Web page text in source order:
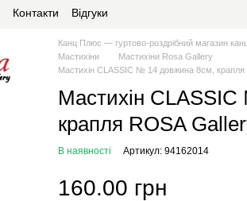
Контакти Відгуки
Канц Плюс — гуртово-роздрібний магазин
Мастихіни
Мастихіни Rosa Gallery
Мастихін CLASSIC № 14 довжина 8см, крапля
Мастихін
крапля ROSA
В наявності Артикул: 94162014
160.00 грн